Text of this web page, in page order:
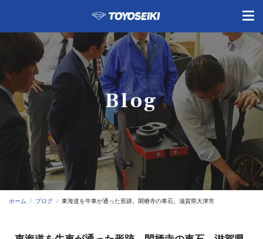
Blog
ホーム ブログ 東海道を牛車が通った形跡。閑栖寺の車石。滋賀県大津市